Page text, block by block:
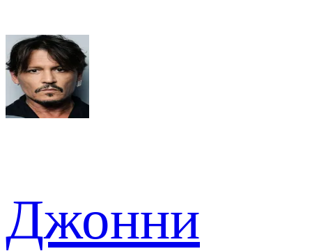
Джонни